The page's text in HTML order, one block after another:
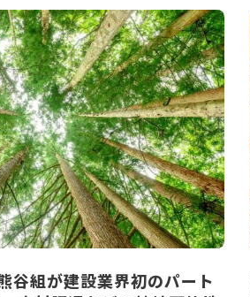
谷組が建設業界初のパート